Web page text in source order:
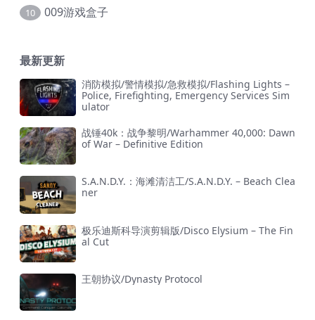
10 009游戏盒子
最新更新
消防模拟/警情模拟/急救模拟/Flashing Lights –
Police, Firefighting, Emergency Services Sim
ulator
战锤40k：战争黎明/Warhammer 40,000: Dawn
of War – Definitive Edition
S.A.N.D.Y.：海滩清洁工/S.A.N.D.Y. – Beach Clea
ner
极乐迪斯科导演剪辑版/Disco Elysium – The Fin
al Cut
王朝协议/Dynasty Protocol